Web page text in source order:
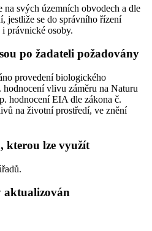
svých územních obvodech a dle
jestliže se do správního řízení
právnické osoby.
po žadateli požadovány
provedení biologického
vlivu záměru na Naturu
hodnocení EIA dle zákona č.
na životní prostředí, ve znění
kterou lze využít
aktualizován